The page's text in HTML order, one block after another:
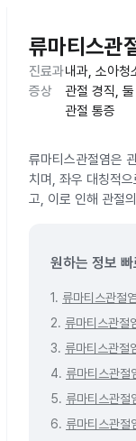
류마티스관
진료과내과, 소아청
증상
관절 경직,
관절 통증
류마티스관절염은
치며, 좌우 대칭적
고, 이로 인해 관절
원하는 정보
1. 류마티스관절
2. 류마티스관절
3. 류마티스관절
4. 류마티스관절
5. 류마티스관절
6. 류마티스관절